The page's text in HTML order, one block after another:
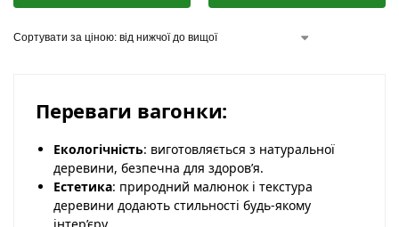
Переваги вагонки:
Екологічність: виготовляється з натуральної
деревини, безпечна для здоров’я.
Естетика: природний малюнок і текстура
деревини додають стильності будь-якому
інтер’єру.